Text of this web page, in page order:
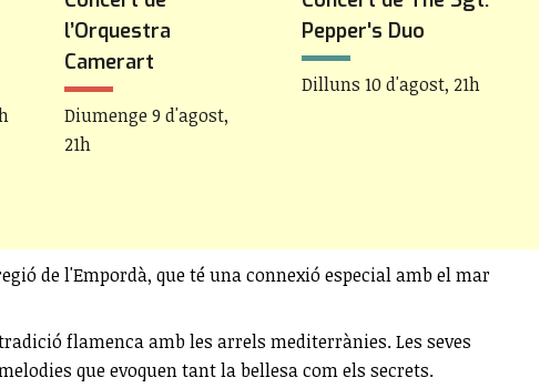
l’Orquestra
Camerart
Diumenge 9 d'agost,
21h
Pepper's Duo
Dilluns 10 d'agost, 21h
de l'Empordà, que té una connexió especial amb el mar
flamenca amb les arrels mediterrànies. Les seves
que evoquen tant la bellesa com els secrets.